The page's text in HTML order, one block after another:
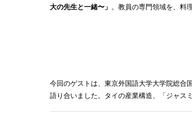
大の先生と一緒〜」 。教員の専門領域を、料
今回のゲストは、東京外国語大学大学院総合
語り合いました。タイの産業構造、「ジャス